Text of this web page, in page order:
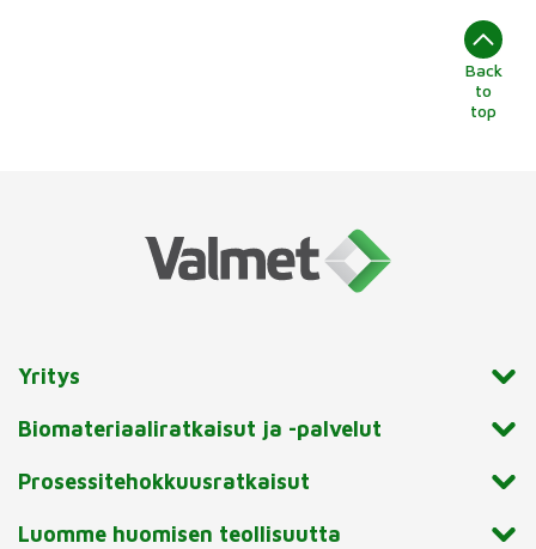
Back
to
top
Yritys
Biomateriaaliratkaisut ja -palvelut
Prosessitehokkuusratkaisut
Luomme huomisen teollisuutta